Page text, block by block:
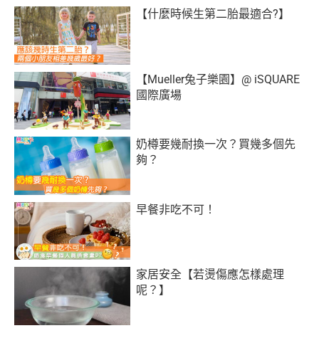
【什麼時候生第二胎最適合?】
【Mueller兔子樂園】@ iSQUARE
國際廣場
奶樽要幾耐換一次？買幾多個先
夠？
早餐非吃不可！
家居安全【若燙傷應怎樣處理
呢？】